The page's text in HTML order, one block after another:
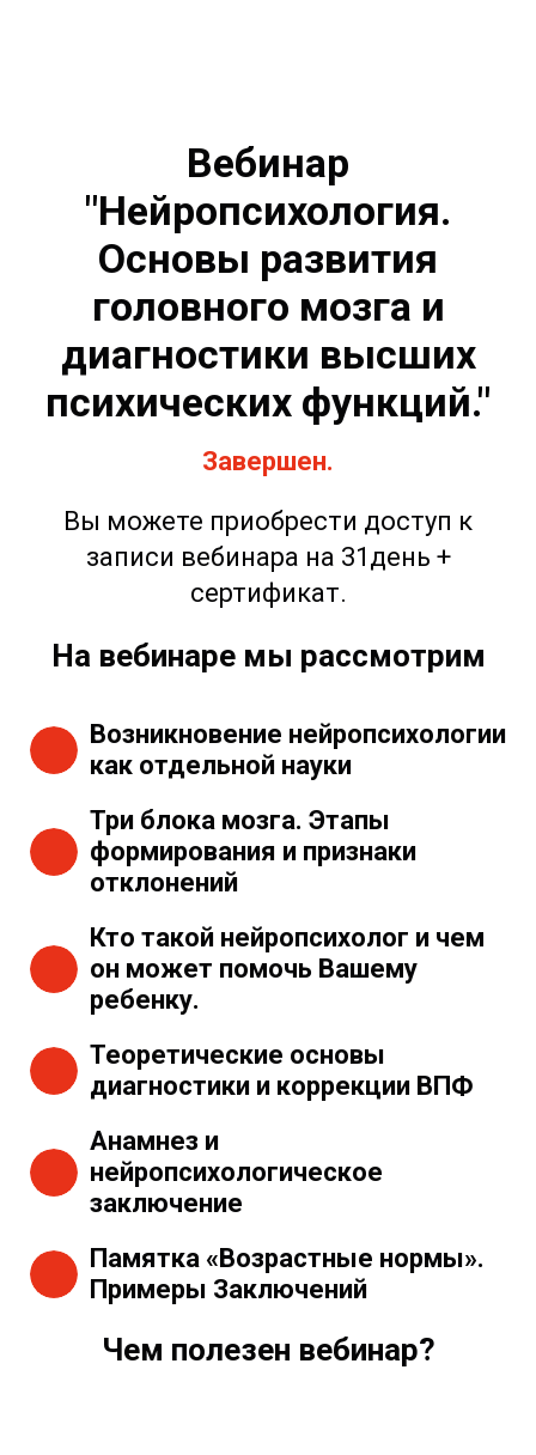
Вебинар
"Нейропсихология.
Основы развития
головного мозга и
диагностики высших
психических функций."
Завершен.
Вы можете приобрести доступ к
записи вебинара на 31день +
сертификат.
На вебинаре мы рассмотрим
Возникновение нейропсихологии
как отдельной науки
Три блока мозга. Этапы
формирования и признаки
отклонений
Кто такой нейропсихолог и чем
он может помочь Вашему
ребенку.
Теоретические основы
диагностики и коррекции ВПФ
Анамнез и
нейропсихологическое
заключение
Памятка «Возрастные нормы».
Примеры Заключений
Чем полезен вебинар?